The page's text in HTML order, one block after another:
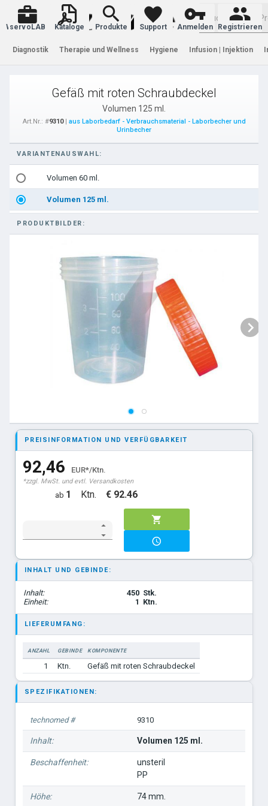
Warenkorb
servoLAB Kataloge Produkte Support Anmelden Registrieren
Diagnostik Therapie und Wellness Hygiene Infusion | Injektion
Gefäß mit roten Schraubdeckel
Volumen 125 ml.
Art.Nr.: #9310| aus Laborbedarf - Verbrauchsmaterial - Laborbecher und
Urinbecher
VARIANTENAUSWAHL:
Volumen 60 ml.
Volumen 125 ml.
PRODUKTBILDER:
PREISINFORMATION UND VERFÜGBARKEIT
92,46 EUR*/Ktn.
*zzgl. MwSt. und evtl. Versandkosten
ab 1 Ktn. € 92.46
INHALT UND GEBINDE:
Inhalt: 450 Stk.
Einheit:
1 Ktn.
LIEFERUMFANG:
ANZAHL GEBINDE
KOMPONENTE
1
Ktn. Gefäß mit roten Schraubdeckel
SPEZIFIKATIONEN:
technomed # 9310
Inhalt: Volumen 125 ml.
Beschaffenheit:
unsteril
PP
Höhe: 74 mm.